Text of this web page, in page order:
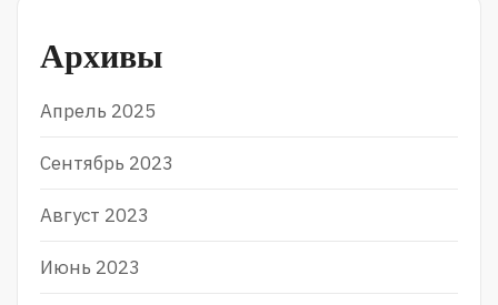
Архивы
Апрель 2025
Сентябрь 2023
Август 2023
Июнь 2023